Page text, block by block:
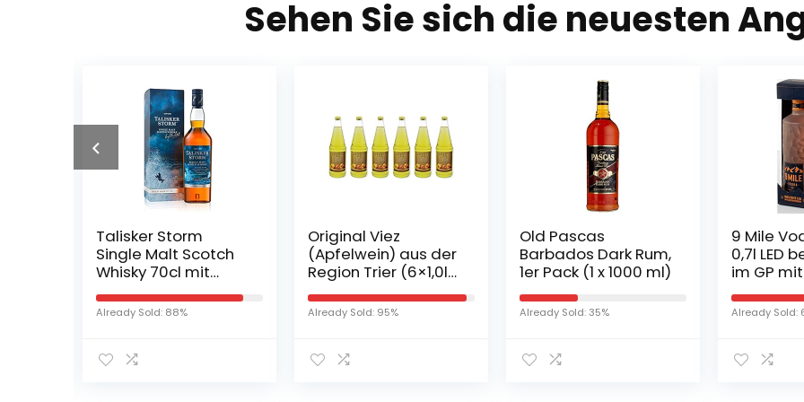
Sehen Sie sich die neuesten
Talisker Storm
Single Malt Scotch
Whisky 70cl mit
Geschenkverpackun
g
Already Sold: 88%
Original Viez
(Apfelwein) aus der
Region Trier (6×1,0l
Flasche)
Already Sold: 95%
Old Pascas
Barbados Dark Rum,
1er Pack (1 x 1000 ml)
Already Sold: 35%
9 Mile
0,7l LED
im GP
Glas
Already Sold: